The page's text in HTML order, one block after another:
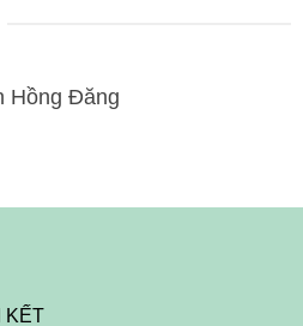
Hồng Đăng
KẾT